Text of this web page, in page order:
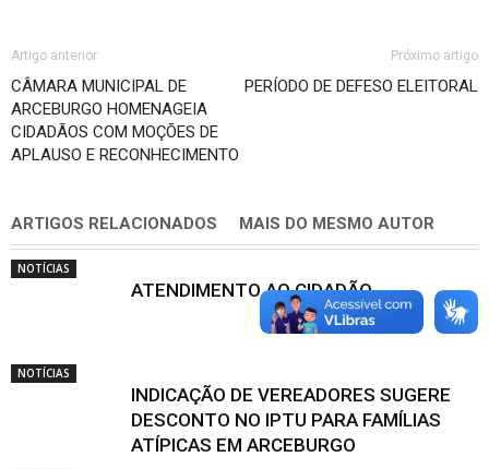
Artigo anterior
CÂMARA MUNICIPAL DE
ARCEBURGO HOMENAGEIA
CIDADÃOS COM MOÇÕES DE
APLAUSO E RECONHECIMENTO
Próximo artigo
PERÍODO DE DEFESO ELEITORAL
ARTIGOS RELACIONADOS MAIS DO MESMO AUTOR
NOTÍCIAS
ATENDIMENTO AO CIDADÃO
NOTÍCIAS
INDICAÇÃO DE VEREADORES SUGERE
DESCONTO NO IPTU PARA FAMÍLIAS
ATÍPICAS EM ARCEBURGO